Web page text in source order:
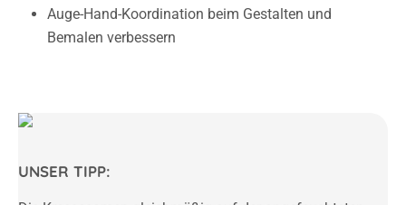
Auge-Hand-Koordination beim Gestalten und
Bemalen verbessern
UNSER TIPP: